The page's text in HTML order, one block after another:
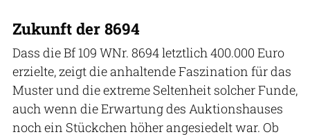
Zukunft der 8694
Dass die Bf 109 WNr. 8694 letztlich 400.000 Euro
erzielte, zeigt die anhaltende Faszination für das
Muster und die extreme Seltenheit solcher Funde,
auch wenn die Erwartung des Auktionshauses
noch ein Stückchen höher angesiedelt war. Ob